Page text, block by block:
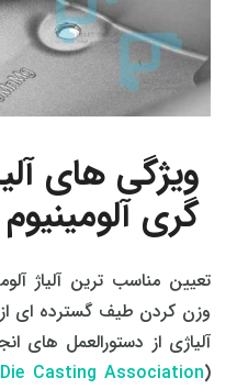
ویژگی های
گری آلومینیوم
تعیین مناسب ترین آلیاژ
وزن کردن طیف گسترده ای
آلیاژی از دستورالعمل های
(
Casting Association